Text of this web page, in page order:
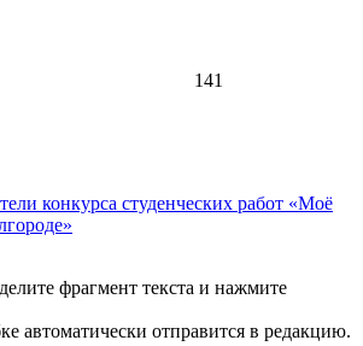
141
конкурса студенческих работ «Моё
фрагмент текста и нажмите
автоматически отправится в редакцию.